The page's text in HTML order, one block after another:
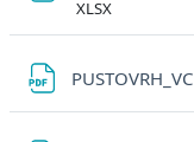
File
XLSX
PUSTOVRH_VC